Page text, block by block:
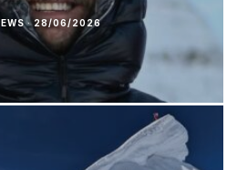
· 28/06/2026